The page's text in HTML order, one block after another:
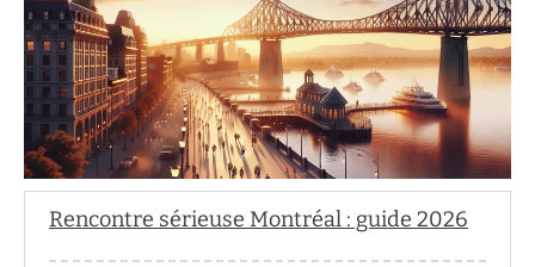
Rencontre sérieuse Montréal : guide 2026